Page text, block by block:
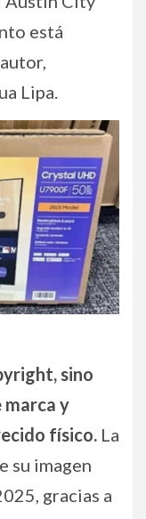
está
Lipa.
sino
marca y
físico. La
su imagen
gracias a